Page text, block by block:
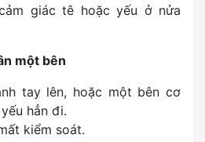
giác tê hoặc yếu ở nửa
một bên
tay lên, hoặc một bên cơ
hẳn đi.
kiểm soát.